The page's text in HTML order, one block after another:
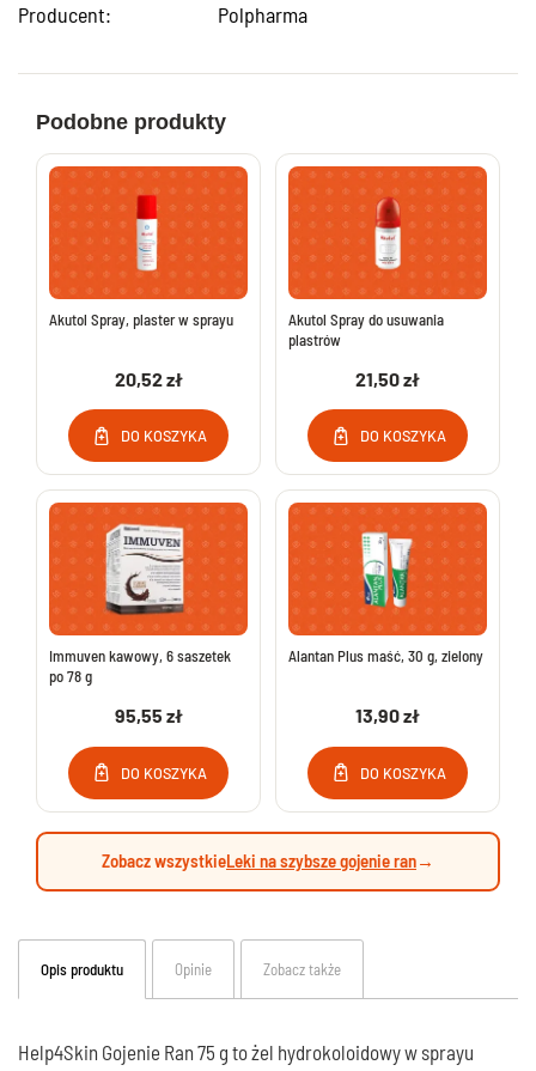
Producent:
Polpharma
Podobne produkty
Akutol Spray, plaster w sprayu
20,52 zł
DO KOSZYKA
Akutol Spray do usuwania
plastrów
21,50 zł
DO KOSZYKA
Immuven kawowy, 6 saszetek
po 78 g
95,55 zł
DO KOSZYKA
Alantan Plus maść, 30 g, zielony
13,90 zł
DO KOSZYKA
Zobacz wszystkieLeki na szybsze gojenie ran→
Opis produktu Opinie Zobacz także
Help4Skin Gojenie Ran 75 g to żel hydrokoloidowy w sprayu